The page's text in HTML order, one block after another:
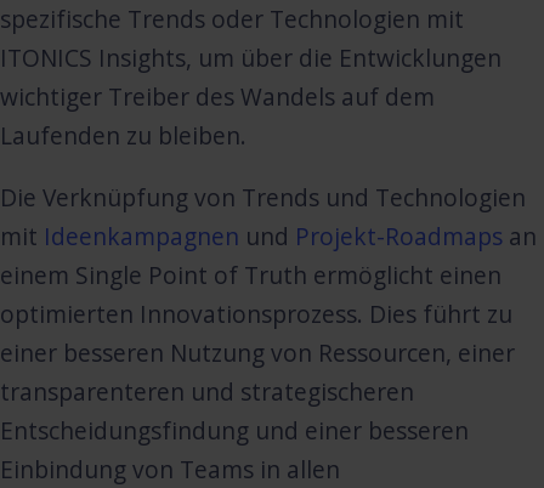
spezifische Trends oder Technologien mit
ITONICS Insights, um über die Entwicklungen
wichtiger Treiber des Wandels auf dem
Laufenden zu bleiben.
Die Verknüpfung von Trends und Technologien
mit Ideenkampagnen und Projekt-Roadmaps an
einem Single Point of Truth ermöglicht einen
optimierten Innovationsprozess. Dies führt zu
einer besseren Nutzung von Ressourcen, einer
transparenteren und strategischeren
Entscheidungsfindung und einer besseren
Einbindung von Teams in allen